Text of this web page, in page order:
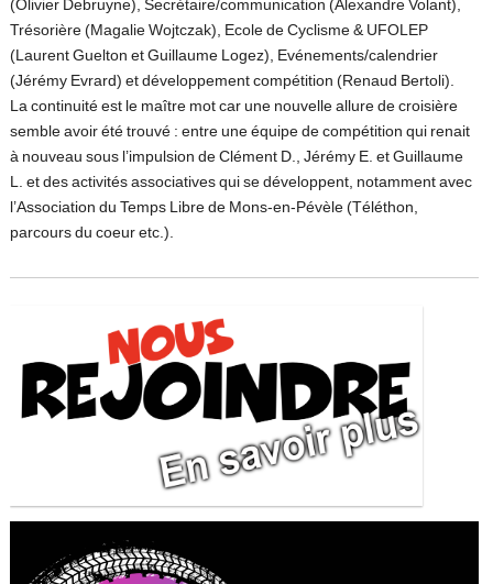
(Olivier Debruyne), Secrétaire/communication (Alexandre Volant),
Trésorière (Magalie Wojtczak), Ecole de Cyclisme & UFOLEP
(Laurent Guelton et Guillaume Logez), Evénements/calendrier
(Jérémy Evrard) et développement compétition (Renaud Bertoli).
La continuité est le maître mot car une nouvelle allure de croisière
semble avoir été trouvé : entre une équipe de compétition qui renait
à nouveau sous l’impulsion de Clément D., Jérémy E. et Guillaume
L. et des activités associatives qui se développent, notamment avec
l’Association du Temps Libre de Mons-en-Pévèle (Téléthon,
parcours du coeur etc.).